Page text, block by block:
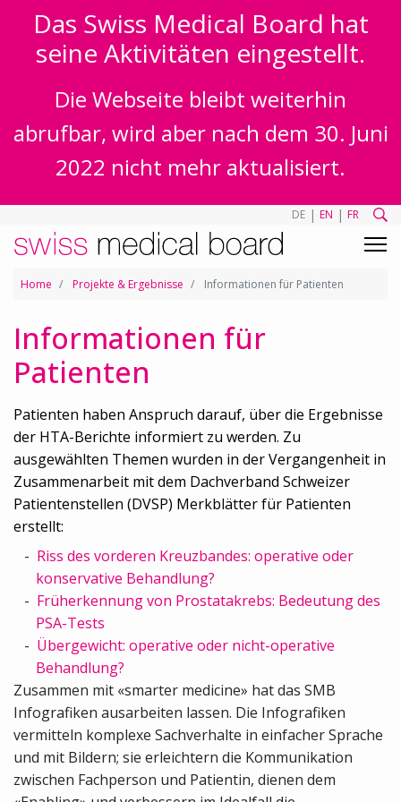
Das Swiss Medical Board hat
seine Aktivitäten eingestellt.
Die Webseite bleibt weiterhin
abrufbar, wird aber nach dem 30. Juni
2022 nicht mehr aktualisiert.
DE | EN | FR
Home Projekte & Ergebnisse Informationen für Patienten
Informationen für
Patienten
Patienten haben Anspruch darauf, über die Ergebnisse
der HTA-Berichte informiert zu werden. Zu
ausgewählten Themen wurden in der Vergangenheit in
Zusammenarbeit mit dem Dachverband Schweizer
Patientenstellen (DVSP) Merkblätter für Patienten
erstellt:
Riss des vorderen Kreuzbandes: operative oder
konservative Behandlung?
Früherkennung von Prostatakrebs: Bedeutung des
PSA-Tests
Übergewicht: operative oder nicht-operative
Behandlung?
Zusammen mit «smarter medicine» hat das SMB
Infografiken ausarbeiten lassen. Die Infografiken
vermitteln komplexe Sachverhalte in einfacher Sprache
und mit Bildern; sie erleichtern die Kommunikation
zwischen Fachperson und Patientin, dienen dem